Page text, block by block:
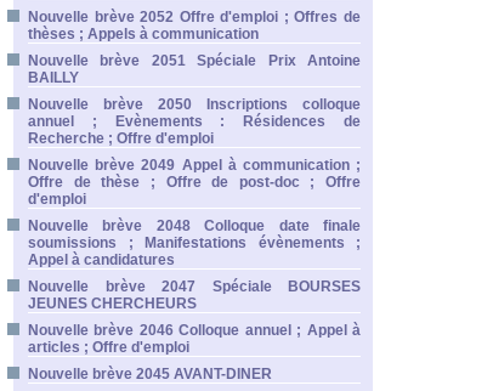
Nouvelle brève 2052 Offre d'emploi ; Offres de
thèses ; Appels à communication
Nouvelle brève 2051 Spéciale Prix Antoine
BAILLY
Nouvelle brève 2050 Inscriptions colloque
annuel ; Evènements : Résidences de
Recherche ; Offre d'emploi
Nouvelle brève 2049 Appel à communication ;
Offre de thèse ; Offre de post-doc ; Offre
d'emploi
Nouvelle brève 2048 Colloque date finale
soumissions ; Manifestations évènements ;
Appel à candidatures
Nouvelle brève 2047 Spéciale BOURSES
JEUNES CHERCHEURS
Nouvelle brève 2046 Colloque annuel ; Appel à
articles ; Offre d'emploi
Nouvelle brève 2045 AVANT-DINER